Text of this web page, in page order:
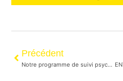
Précédent
Notre programme de suivi psychologique sécurisé pour une année supplémentaire